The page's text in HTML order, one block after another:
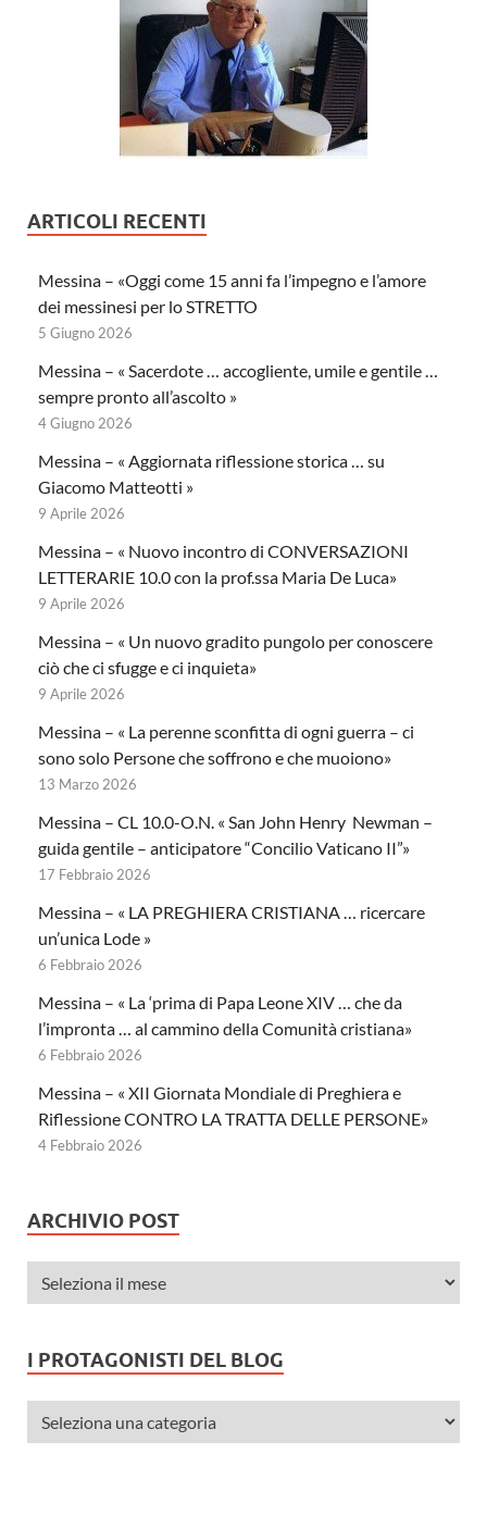
ARTICOLI RECENTI
Messina – «Oggi come 15 anni fa l’impegno e l’amore
dei messinesi per lo STRETTO
5 Giugno 2026
Messina – « Sacerdote … accogliente, umile e gentile …
sempre pronto all’ascolto »
4 Giugno 2026
Messina – « Aggiornata riflessione storica … su
Giacomo Matteotti »
9 Aprile 2026
Messina – « Nuovo incontro di CONVERSAZIONI
LETTERARIE 10.0 con la prof.ssa Maria De Luca»
9 Aprile 2026
Messina – « Un nuovo gradito pungolo per conoscere
ciò che ci sfugge e ci inquieta»
9 Aprile 2026
Messina – « La perenne sconfitta di ogni guerra – ci
sono solo Persone che soffrono e che muoiono»
13 Marzo 2026
Messina – CL 10.0-O.N. « San John Henry Newman –
guida gentile – anticipatore “Concilio Vaticano II”»
17 Febbraio 2026
Messina – « LA PREGHIERA CRISTIANA … ricercare
un’unica Lode »
6 Febbraio 2026
Messina – « La ‘prima di Papa Leone XIV … che da
l’impronta … al cammino della Comunità cristiana»
6 Febbraio 2026
Messina – « XII Giornata Mondiale di Preghiera e
Riflessione CONTRO LA TRATTA DELLE PERSONE»
4 Febbraio 2026
ARCHIVIO POST
I PROTAGONISTI DEL BLOG